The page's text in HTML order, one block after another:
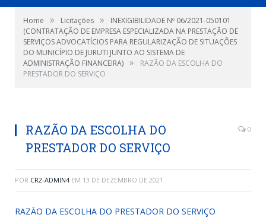
Home » Licitações »
INEXIGIBILIDADE Nº 06/2021-050101
(CONTRATAÇÃO DE EMPRESA ESPECIALIZADA NA PRESTAÇÃO DE
SERVIÇOS ADVOCATÍCIOS PARA REGULARIZAÇÃO DE SITUAÇÕES
DO MUNICÍPIO DE JURUTI JUNTO AO SISTEMA DE
ADMINISTRAÇÃO FINANCEIRA) »
RAZÃO DA ESCOLHA DO
PRESTADOR DO SERVIÇO
RAZÃO DA ESCOLHA DO
PRESTADOR DO SERVIÇO
0
POR CR2-ADMIN4 EM 13 DE DEZEMBRO DE 2021
RAZÃO DA ESCOLHA DO PRESTADOR DO SERVIÇO